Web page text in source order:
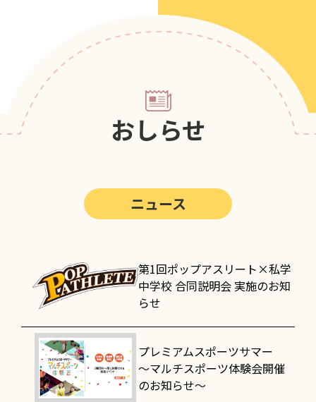
ポップアスリートカップ
おしらせ
ニュース
第1回ポップアスリート×私学
中学校 合同説明会 実施のお知
らせ
プレミアムスポーツサマー
～マルチスポーツ体験会開催
のお知らせ～